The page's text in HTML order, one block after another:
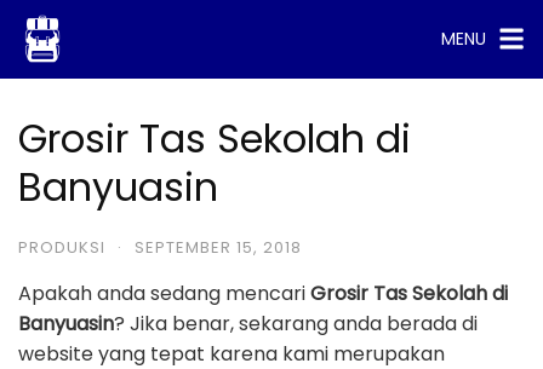
Skip
content
MENU
Grosir Tas Sekolah di
Banyuasin
PRODUKSI · SEPTEMBER 15, 2018
Apakah anda sedang mencariGrosir Tas Sekolah di
Banyuasin? Jika benar, sekarang anda berada di
website yang tepat karena kami merupakan